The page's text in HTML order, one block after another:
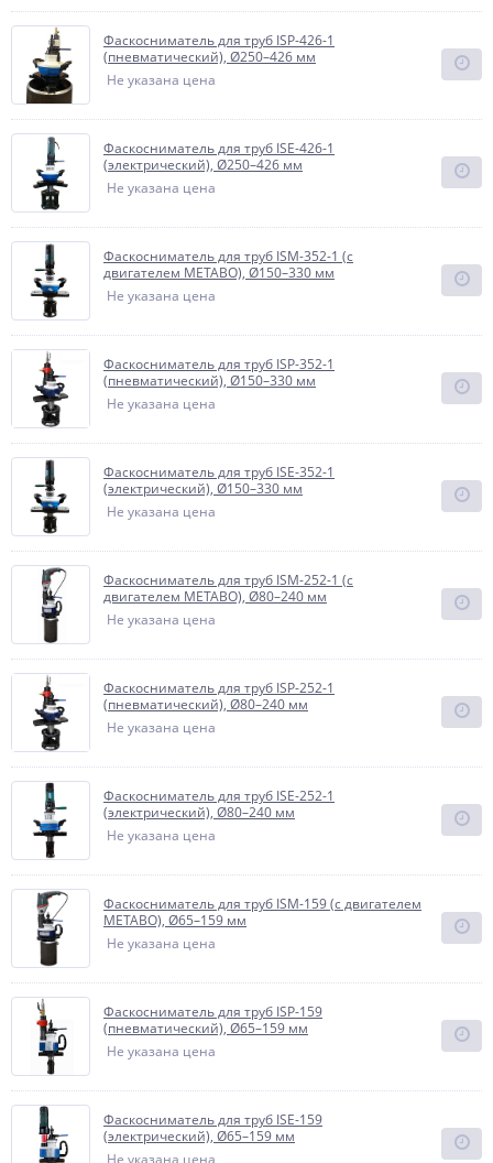
Фаскосниматель для труб ISP-426-1
(пневматический), Ø250–426 мм
Не указана цена
Фаскосниматель для труб ISE-426-1
(электрический), Ø250–426 мм
Не указана цена
Фаскосниматель для труб ISM-352-1 (с
двигателем METABO), Ø150–330 мм
Не указана цена
Фаскосниматель для труб ISP-352-1
(пневматический), Ø150–330 мм
Не указана цена
Фаскосниматель для труб ISE-352-1
(электрический), Ø150–330 мм
Не указана цена
Фаскосниматель для труб ISM-252-1 (с
двигателем METABO), Ø80–240 мм
Не указана цена
Фаскосниматель для труб ISP-252-1
(пневматический), Ø80–240 мм
Не указана цена
Фаскосниматель для труб ISE-252-1
(электрический), Ø80–240 мм
Не указана цена
Фаскосниматель для труб ISM-159 (с двигателем
METABO), Ø65–159 мм
Не указана цена
Фаскосниматель для труб ISP-159
(пневматический), Ø65–159 мм
Не указана цена
Фаскосниматель для труб ISE-159
(электрический), Ø65–159 мм
Не указана цена